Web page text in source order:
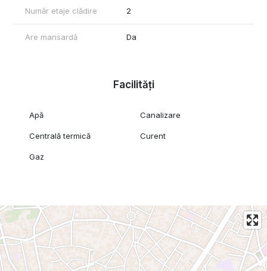
Număr etaje clădire 2
Are mansardă Da
Facilități
Apă Canalizare
Centrală termică Curent
Gaz